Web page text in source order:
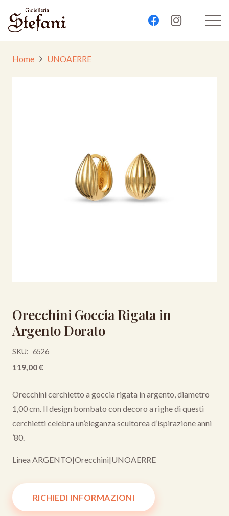
Home UNOAERRE
Orecchini Goccia Rigata in
Argento Dorato
SKU: 6526
119,00€
Orecchini cerchietto a goccia rigata in argento, diametro
1,00 cm. Il design bombato con decoro a righe di questi
cerchietti celebra un’eleganza scultorea d’ispirazione anni
’80.
Linea ARGENTO|Orecchini|UNOAERRE
RICHIEDI INFORMAZIONI